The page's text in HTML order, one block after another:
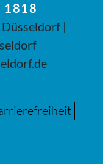
1818
|